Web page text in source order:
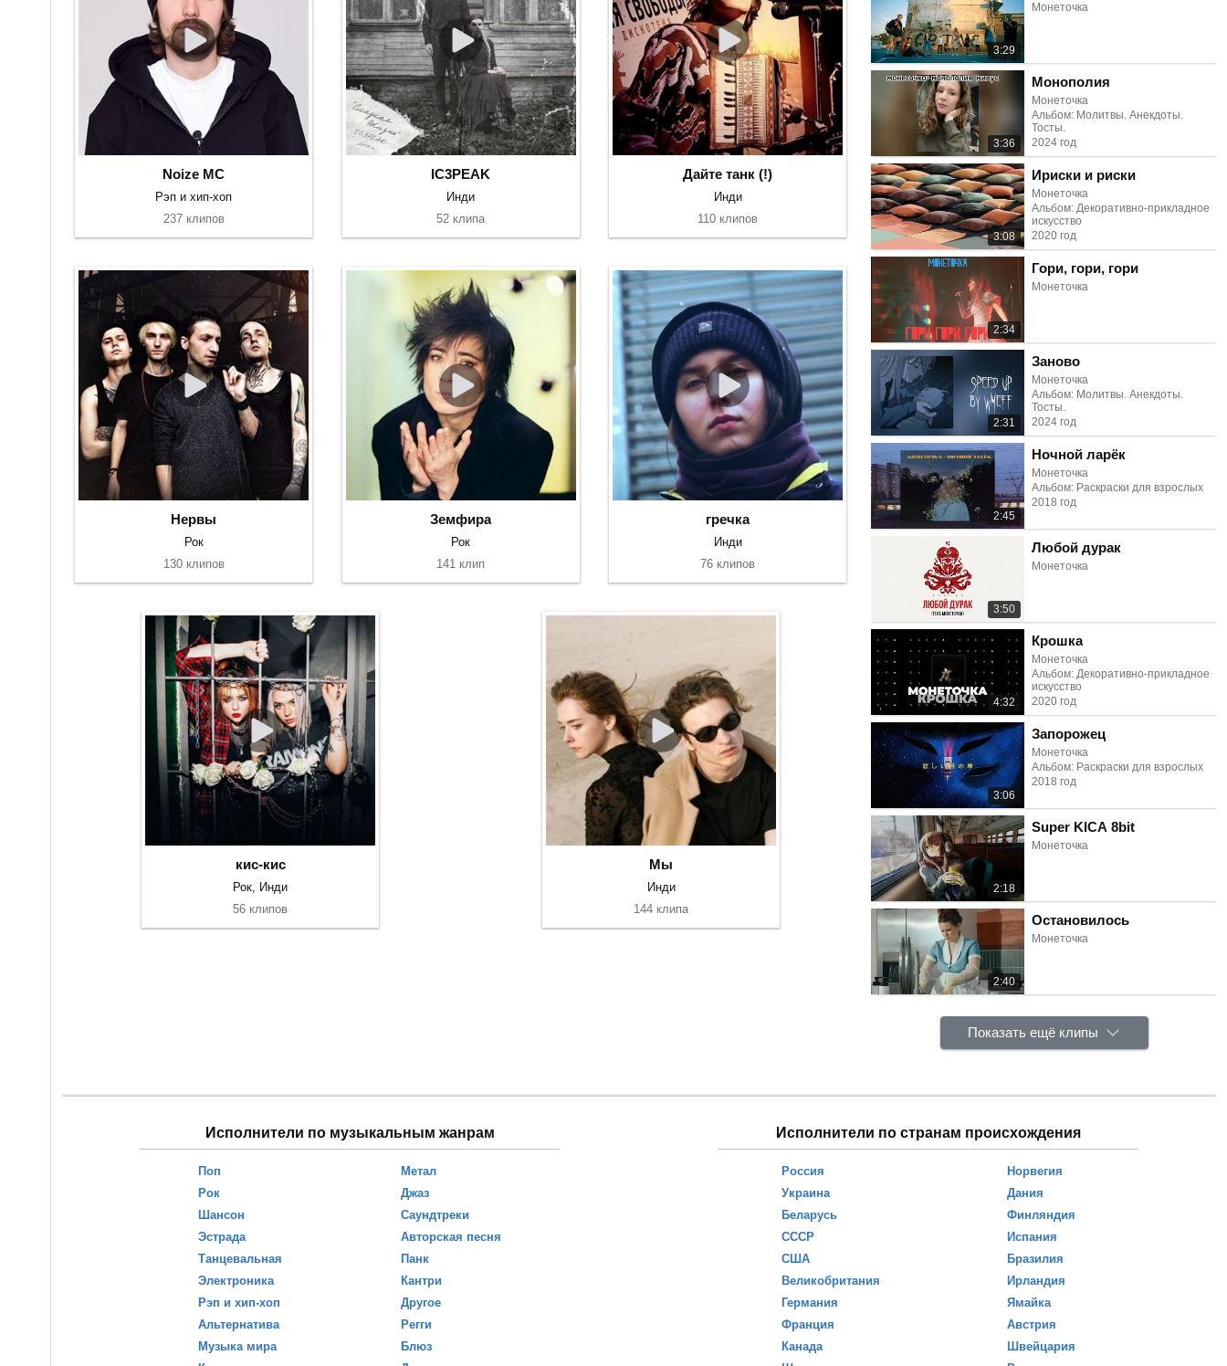
3:29
Монеточка
3:36
Монополия
Монеточка
Альбом: Молитвы. Анекдоты.
Тосты.
2024 год
3:08
Ириски и риски
Монеточка
Альбом: Декоративно-прикладное
искусство
2020 год
2:34
Гори, гори, гори
Монеточка
2:31
Заново
Монеточка
Альбом: Молитвы. Анекдоты.
Тосты.
2024 год
2:45
Ночной ларёк
Монеточка
Альбом: Раскраски для взрослых
2018 год
3:50
Любой дурак
Монеточка
4:32
Крошка
Монеточка
Альбом: Декоративно-прикладное
искусство
2020 год
3:06
Запорожец
Монеточка
Альбом: Раскраски для взрослых
2018 год
2:18
Super KICA 8bit
Монеточка
2:40
Остановилось
Монеточка
Показать ещё клипы
Noize MC
Рэп и хип-хоп
237 клипов
IC3PEAK
Инди
52 клипа
Дайте танк (!)
Инди
110 клипов
Нервы
Рок
130 клипов
Земфира
Рок
141 клип
гречка
Инди
76 клипов
кис-кис
Рок, Инди
56 клипов
Мы
Инди
144 клипа
Исполнители по музыкальным жанрам
Поп
Рок
Шансон
Эстрада
Танцевальная
Электроника
Рэп и хип-хоп
Альтернатива
Музыка мира
Метал
Джаз
Саундтреки
Авторская песня
Панк
Кантри
Другое
Регги
Блюз
Исполнители по странам происхождения
Россия
Украина
Беларусь
СССР
США
Великобритания
Германия
Франция
Канада
Норвегия
Дания
Финляндия
Испания
Бразилия
Ирландия
Ямайка
Австрия
Швейцария